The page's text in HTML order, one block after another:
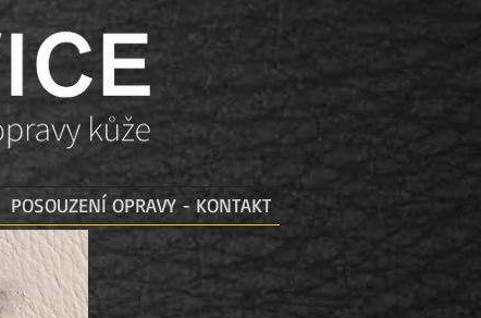
POSOUZENÍ OPRAVY - KONTAKT